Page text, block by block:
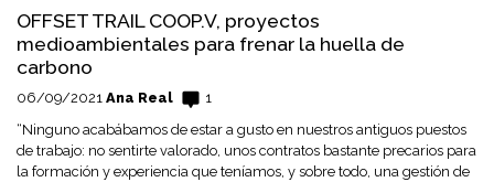
OFFSET TRAIL COOP.V, proyectos
medioambientales para frenar la huella de
carbono
06/09/2021 Ana Real
1
“Ninguno acabábamos de estar a gusto en nuestros antiguos puestos
de trabajo: no sentirte valorado, unos contratos bastante precarios para
la formación y experiencia que teníamos, y sobre todo, una gestión de